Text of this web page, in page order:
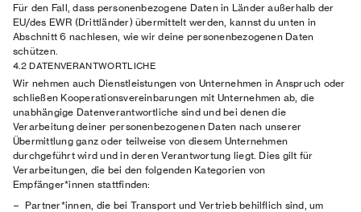
Für den Fall, dass personenbezogene Daten in Länder außerhalb der
EU/des EWR (Drittländer) übermittelt werden, kannst du unten in
Abschnitt 6 nachlesen, wie wir deine personenbezogenen Daten
schützen.
4.2 DATENVERANTWORTLICHE
Wir nehmen auch Dienstleistungen von Unternehmen in Anspruch oder
schließen Kooperationsvereinbarungen mit Unternehmen ab, die
unabhängige Datenverantwortliche sind und bei denen die
Verarbeitung deiner personenbezogenen Daten nach unserer
Übermittlung ganz oder teilweise von diesem Unternehmen
durchgeführt wird und in deren Verantwortung liegt. Dies gilt für
Verarbeitungen, die bei den folgenden Kategorien von
Empfänger*innen stattfinden:
Partner*innen, die bei Transport und Vertrieb behilflich sind, um